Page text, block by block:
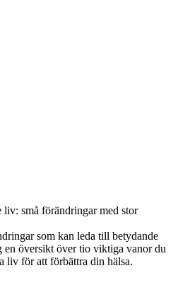
liv: små förändringar med stor
som kan leda till betydande
en översikt över tio viktiga vanor du
liv för att förbättra din hälsa.